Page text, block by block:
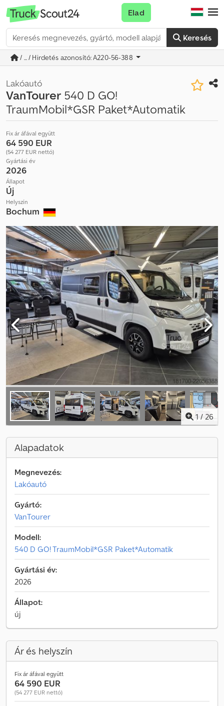
Keresés
Elad
/ ... / Hirdetés azonosító: A220-56-388
Lakóautó
VanTourer 540 D GO!
TraumMobil*GSR Paket*Automatik
Fix ár áfával együtt
64 590 EUR
(54 277 EUR nettó)
Gyártási év
2026
Állapot
Új
Helyszín
Bochum
1 / 26
Alapadatok
Megnevezés:
Lakóautó
Gyártó:
VanTourer
Modell:
540 D GO! TraumMobil*GSR Paket*Automatik
Gyártási év:
2026
Állapot:
új
Ár és helyszín
Fix ár áfával együtt
64 590 EUR
(54 277 EUR nettó)